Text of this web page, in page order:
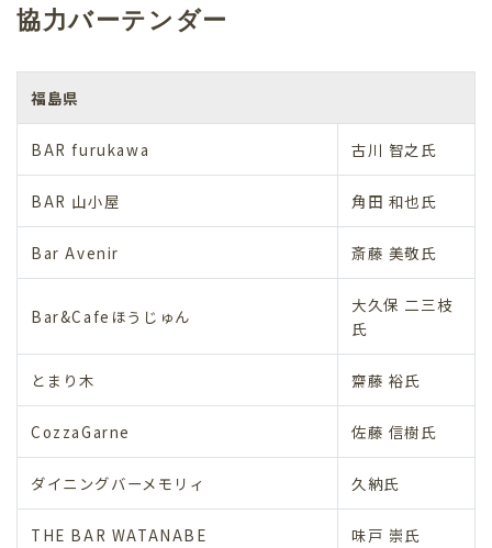
協力バーテンダー
福島県
BAR furukawa 古川 智之氏
BAR 山小屋 角田 和也氏
Bar Avenir 斎藤 美敬氏
Bar&Cafeほうじゅん
大久保 二三枝
氏
とまり木 齋藤 裕氏
CozzaGarne 佐藤 信樹氏
ダイニングバーメモリィ 久納氏
THE BAR WATANABE 味戸 崇氏